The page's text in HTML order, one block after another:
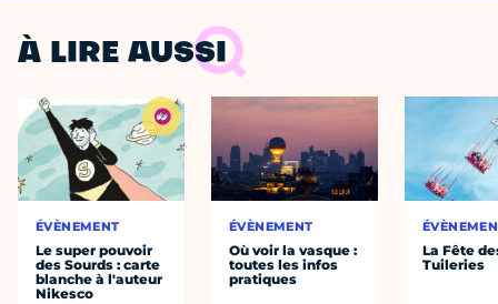
À LIRE AUSSI
ÉVÈNEMENT
Le super pouvoir
des Sourds : carte
blanche à l'auteur
Nikesco
ÉVÈNEMENT
Où voir la vasque :
toutes les infos
pratiques
La Fête
Tuileries